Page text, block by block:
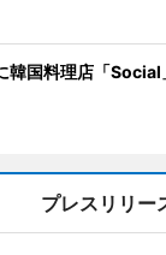
韓国料理店「
プレスリリー